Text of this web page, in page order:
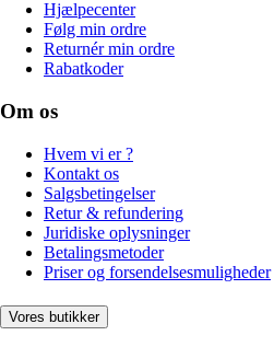
Hjælpecenter
Følg min ordre
Returnér min ordre
Rabatkoder
Om os
Hvem vi er ?
Kontakt os
Salgsbetingelser
Retur & refundering
Juridiske oplysninger
Betalingsmetoder
Priser og forsendelsesmuligheder
Vores butikker